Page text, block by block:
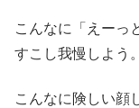
こんなに「えーっ
すこし我慢しよう。
こんなに険しい顔